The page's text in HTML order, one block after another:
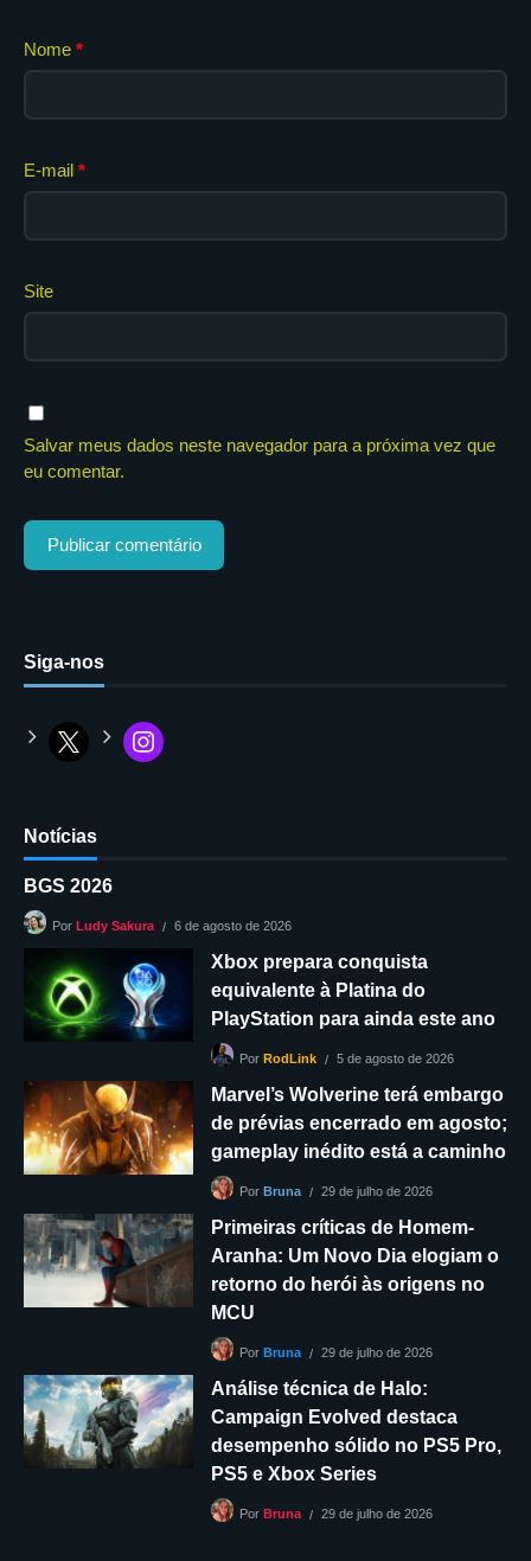
Nome *
E-mail *
Site
Salvar meus dados neste navegador para a próxima vez que
eu comentar.
Siga-nos
Notícias
BGS 2026
Por Ludy Sakura 6 de agosto de 2026
Xbox prepara conquista
equivalente à Platina do
PlayStation para ainda este ano
Por RodLink 5 de agosto de 2026
Marvel’s Wolverine terá embargo
de prévias encerrado em agosto;
gameplay inédito está a caminho
Por Bruna 29 de julho de 2026
Primeiras críticas de Homem-
Aranha: Um Novo Dia elogiam o
retorno do herói às origens no
MCU
Por Bruna 29 de julho de 2026
Análise técnica de Halo:
Campaign Evolved destaca
desempenho sólido no PS5 Pro,
PS5 e Xbox Series
Por Bruna 29 de julho de 2026